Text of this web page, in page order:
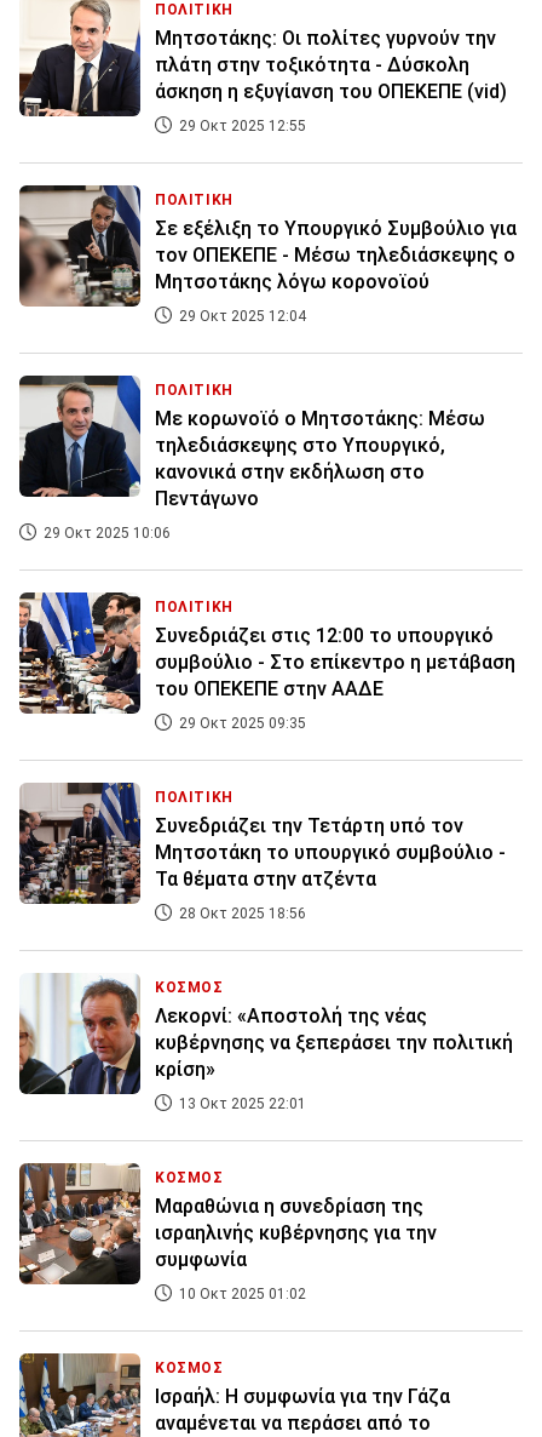
ΠΟΛΙΤΙΚΗ
Μητσοτάκης: Οι πολίτες γυρνούν την
πλάτη στην τοξικότητα - Δύσκολη
άσκηση η εξυγίανση του ΟΠΕΚΕΠΕ (vid)
29 Οκτ 2025 12:55
ΠΟΛΙΤΙΚΗ
Σε εξέλιξη το Υπουργικό Συμβούλιο για
τον ΟΠΕΚΕΠΕ - Μέσω τηλεδιάσκεψης ο
Μητσοτάκης λόγω κορονοϊού
29 Οκτ 2025 12:04
ΠΟΛΙΤΙΚΗ
Με κορωνοϊό ο Μητσοτάκης: Μέσω
τηλεδιάσκεψης στο Υπουργικό,
κανονικά στην εκδήλωση στο
Πεντάγωνο
29 Οκτ 2025 10:06
ΠΟΛΙΤΙΚΗ
Συνεδριάζει στις 12:00 το υπουργικό
συμβούλιο - Στο επίκεντρο η μετάβαση
του ΟΠΕΚΕΠΕ στην ΑΑΔΕ
29 Οκτ 2025 09:35
ΠΟΛΙΤΙΚΗ
Συνεδριάζει την Τετάρτη υπό τον
Μητσοτάκη το υπουργικό συμβούλιο -
Τα θέματα στην ατζέντα
28 Οκτ 2025 18:56
ΚΟΣΜΟΣ
Λεκορνί: «Αποστολή της νέας
κυβέρνησης να ξεπεράσει την πολιτική
κρίση»
13 Οκτ 2025 22:01
ΚΟΣΜΟΣ
Μαραθώνια η συνεδρίαση της
ισραηλινής κυβέρνησης για την
συμφωνία
10 Οκτ 2025 01:02
ΚΟΣΜΟΣ
Ισραήλ: Η συμφωνία για την Γάζα
αναμένεται να περάσει από το